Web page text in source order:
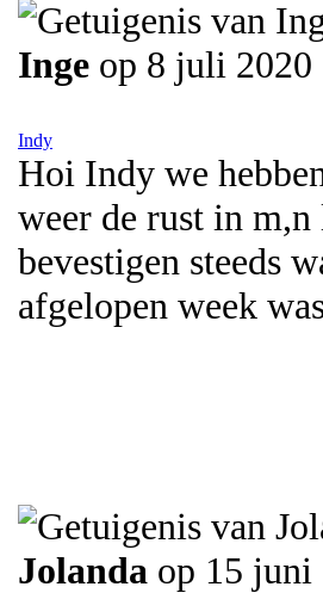
Inge op 8 juli 2020
Indy
Hoi Indy we
weer de rust in
bevestigen steeds
afgelopen week
Jolanda op 15 juni